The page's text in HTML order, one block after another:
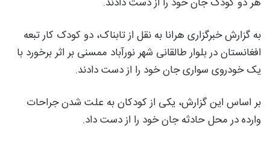
به گزارش خبرگزاری هرانا به نقل از تابناک، دو کودک کار تبعه
افغانستان در بلوار طالقانی شهر نورآباد ممسنی بر اثر برخورد با
یک خودروی سواری جان خود را از دست دادند.
بر اساس این گزارش، یکی از کودکان به علت شدن جراحات
وارده در محل حادثه جان خود را از دست داد.